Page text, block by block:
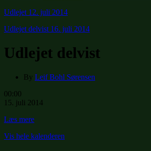
Udlejet 12. juli 2014
Udlejet delvist 16. juli 2014
Udlejet delvist
By Leif Bohl Sørensen
Udlejet
delvist
00:00
15. juli 2014
Læs mere
Vis hele kalenderen